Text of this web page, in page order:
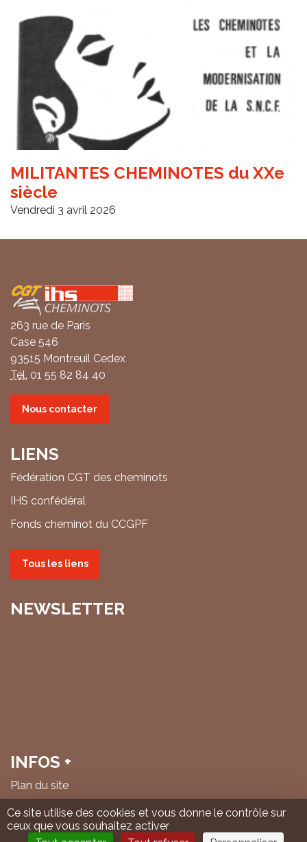
MILITANTES CHEMINOTES du XXe
siècle
Vendredi 3 avril 2026
Coordonnées
263 rue de Paris
Case 546
93515 Montreuil Cedex
Tél. 01 55 82 84 40
Nous contacter
LIENS
Fédération CGT des cheminots
IHS confédéral
Fonds cheminot du CCGPF
Tous les liens
NEWSLETTER
INFOS +
Plan du site
Mentions légales & politique de confidentialité
© IHS Cheminots 2026
Ce site utilise des cookies et vous donne le contrôle sur
ceux que vous souhaitez activer